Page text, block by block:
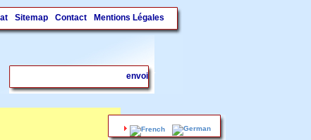
Sitemap Contact Mentions Légales
.